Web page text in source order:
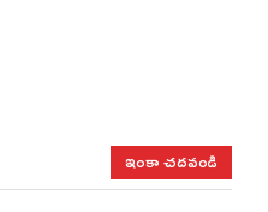
ఇంకా చదవండి